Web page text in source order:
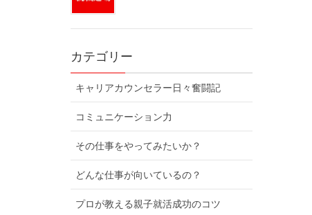
カテゴリー
キャリアカウンセラー日々奮闘記
コミュニケーション力
その仕事をやってみたいか？
どんな仕事が向いているの？
プロが教える親子就活成功のコツ